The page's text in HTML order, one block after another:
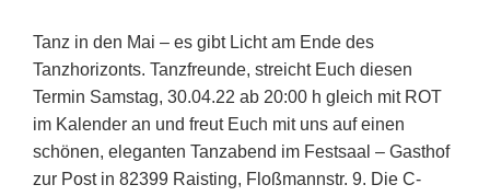
Tanz in den Mai – es gibt Licht am Ende des
Tanzhorizonts. Tanzfreunde, streicht Euch diesen
Termin Samstag, 30.04.22 ab 20:00 h gleich mit ROT
im Kalender an und freut Euch mit uns auf einen
schönen, eleganten Tanzabend im Festsaal – Gasthof
zur Post in 82399 Raisting, Floßmannstr. 9. Die C-